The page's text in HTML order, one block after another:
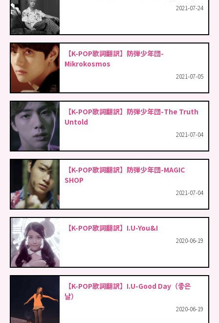
2021-07-24
【K-POP歌詞翻訳】防弾少年団-
Mikrokosmos
2021-07-05
【K-POP歌詞翻訳】防弾少年団-The Truth
Untold
2021-07-04
【K-POP歌詞翻訳】防弾少年団-MAGIC
SHOP
2021-07-04
【K-POP歌詞翻訳】I.U-You&I
2020-06-19
【K-POP歌詞翻訳】I.U-Good Day（좋은
날）
2020-06-19